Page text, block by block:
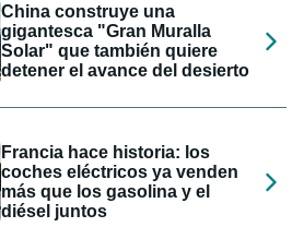
China construye una
gigantesca "Gran Muralla
Solar" que también quiere
detener el avance del desierto
Francia hace historia: los
coches eléctricos ya venden
más que los gasolina y el
diésel juntos